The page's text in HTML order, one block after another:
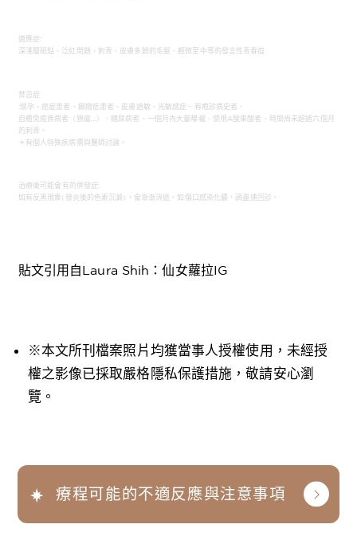
適應症:
深淺層斑點、泛紅問題、刺青、皮膚多餘的毛髮、輕微至中等的發言性青春痘
禁忌症
:懷孕、癌症患者、癲癇症患者、皮膚過敏、光敏感症、有疱診病史者、
自體免疫疾病者（狼瘡…）、糖尿病者、一個月內大量曝曬、使用A酸果酸者、時間尚未超過六個月
的刺青。
＊有個人特殊疾病需與醫師討論。
治療後可能會有的併發症:
如有反黑現象(發炎後的色素沉澱)，會漸漸消退。如傷口感染化膿，請盡速回診。
貼文引用自Laura Shih：仙女蘿拉IG
※本文所刊檔案照片均獲當事人授權使用，未經授
權之影像已採取嚴格隱私保護措施，敬請安心瀏
覽。
療程可能的不適反應與注意事項